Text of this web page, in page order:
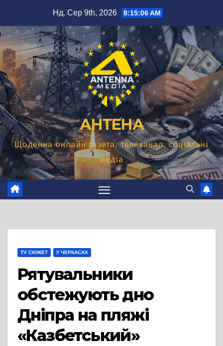
вмісту
Нд. Сер 9th, 2026 8:15:08 AM
АНТЕНА
Щоденна онлайн газета, телеканал, соціальні
медіа
TV СЮЖЕТ У ЧЕРКАСАХ
Рятувальники
обстежують дно
Дніпра на пляжі
«Казбетський»